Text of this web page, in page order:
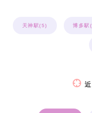
天神駅(5) 博多駅